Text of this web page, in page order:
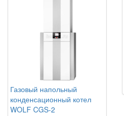
Газовый напольный
конденсационный котел
WOLF CGS-2